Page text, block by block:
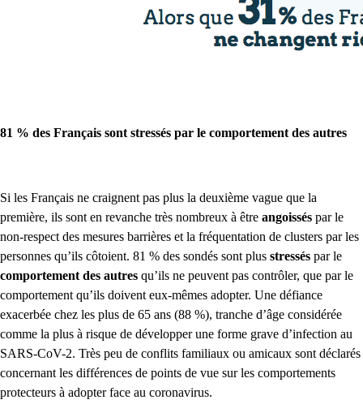
81 % des Français sont stressés par le comportement des autres
Si les Français ne craignent pas plus la deuxième vague que la
première, ils sont en revanche très nombreux à être angoissés par le
non-respect des mesures barrières et la fréquentation de clusters par les
personnes qu’ils côtoient. 81 % des sondés sont plus stressés par le
comportement des autres qu’ils ne peuvent pas contrôler, que par le
comportement qu’ils doivent eux-mêmes adopter. Une défiance
exacerbée chez les plus de 65 ans (88 %), tranche d’âge considérée
comme la plus à risque de développer une forme grave d’infection au
SARS-CoV-2. Très peu de conflits familiaux ou amicaux sont déclarés
concernant les différences de points de vue sur les comportements
protecteurs à adopter face au coronavirus.